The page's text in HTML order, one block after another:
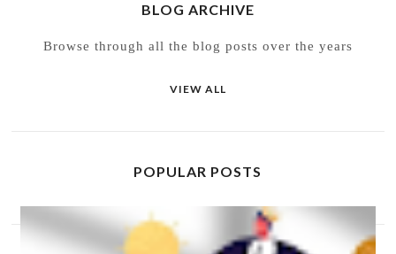
BLOG ARCHIVE
Browse through all the blog posts over the years
VIEW ALL
POPULAR POSTS